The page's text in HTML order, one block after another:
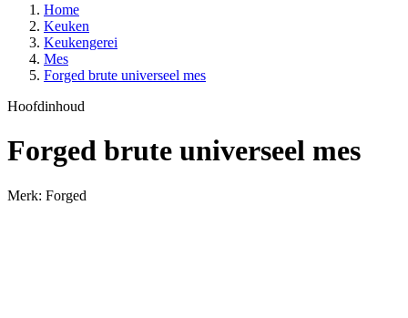
Home
Keuken
Keukengerei
Mes
Forged brute universeel mes
Hoofdinhoud
Forged brute universeel mes
Merk: Forged